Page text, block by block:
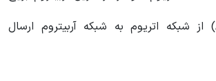
(Arbitrum Bridge) از شبکه اتریوم به شبکه آربیتروم ارسال